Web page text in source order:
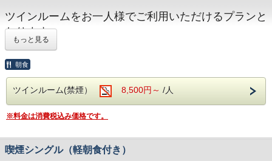
・ご宿泊日二日前まで・・・ 無料
・ご宿泊日前日・・・ 宿泊料金の30%
・ご宿泊日当日、連絡なき不泊・・・ 宿泊料金の
100%
ツインルームをお一人様でご利用いただけるプランと
なります。
●軽朝食付きのプランのみとなります。
※ご利用時間：朝6:30～8:30(最終入場)
●駐車料金は一律\300/1台1泊となります。
大型車等でお越しの方は、ご要望欄にその旨記載をお
願いします。
※駐車場のご予約は出来ません。
●満室の場合でも空きがある場合もございます。お電
もっと見る
朝食
ツインルーム(禁煙） 8,500円～ /人
※料金は消費税込み価格です。
喫煙シングル（軽朝食付き）